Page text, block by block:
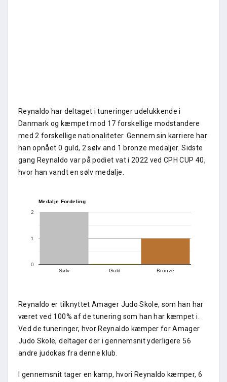
Reynaldo har deltaget i tuneringer udelukkende i
Danmark og kæmpet mod 17 forskellige modstandere
med 2 forskellige nationaliteter. Gennem sin karriere har
han opnået 0 guld, 2 sølv and 1 bronze medaljer. Sidste
gang Reynaldo var på podiet vat i 2022 ved CPH CUP 40,
hvor han vandt en sølv medalje.
Medalje Fordeling
Sølv Guld Bronze
0
1
2
Reynaldo er tilknyttet Amager Judo Skole, som han har
været ved 100% af de tunering som han har kæmpet i.
Ved de tuneringer, hvor Reynaldo kæmper for Amager
Judo Skole, deltager der i gennemsnit yderligere 56
andre judokas fra denne klub.
I gennemsnit tager en kamp, hvori Reynaldo kæmper, 6